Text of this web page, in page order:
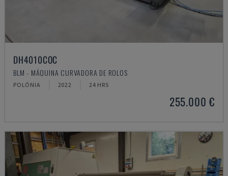
DH4010COC
BLM - MÁQUINA CURVADORA DE ROLOS
POLÓNIA 2022 24 HRS
255.000 €